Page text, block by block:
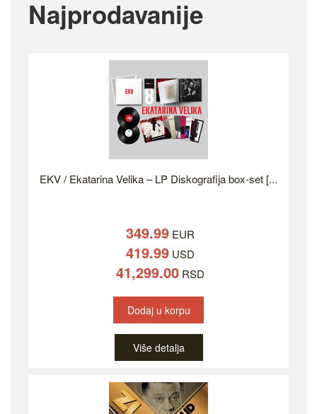
Najprodavanije
EKV / Ekatarina Velika – LP Diskografija box-set [...
349.99 EUR
419.99 USD
41,299.00 RSD
Dodaj u korpu
Više detalja